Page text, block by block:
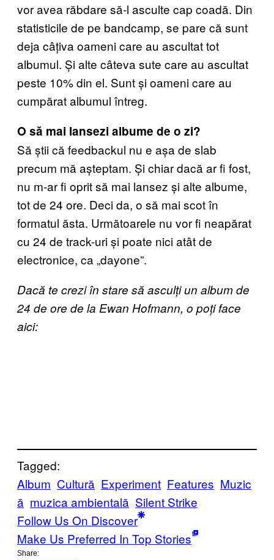
vor avea răbdare să-l asculte cap coadă. Din
statisticile de pe bandcamp, se pare că sunt
deja câțiva oameni care au ascultat tot
albumul. Și alte câteva sute care au ascultat
peste 10% din el. Sunt și oameni care au
cumpărat albumul întreg.
O să mai lansezi albume de o zi?
Să știi că feedbackul nu e așa de slab
precum mă așteptam. Și chiar dacă ar fi fost,
nu m-ar fi oprit să mai lansez și alte albume,
tot de 24 ore. Deci da, o să mai scot în
formatul ăsta. Următoarele nu vor fi neapărat
cu 24 de track-uri și poate nici atât de
electronice, ca „dayone”.
Dacă te crezi în stare să asculți un album de
24 de ore de la Ewan Hofmann, o poți face
aici:
Tagged:
Album Cultură Experiment Features Muzic
ă muzica ambientală Silent Strike
Follow Us On Discover
Make Us Preferred In Top Stories
Share: